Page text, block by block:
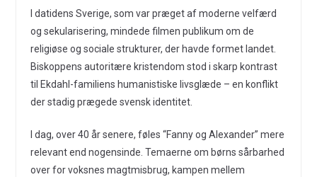
I datidens Sverige, som var præget af moderne velfærd
og sekularisering, mindede filmen publikum om de
religiøse og sociale strukturer, der havde formet landet.
Biskoppens autoritære kristendom stod i skarp kontrast
til Ekdahl-familiens humanistiske livsglæde – en konflikt
der stadig prægede svensk identitet.
I dag, over 40 år senere, føles “Fanny og Alexander” mere
relevant end nogensinde. Temaerne om børns sårbarhed
over for voksnes magtmisbrug, kampen mellem